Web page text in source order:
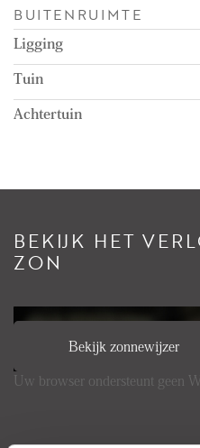
- Energielabel D;
BUITENRUIMTE
Ligging
Tuin
Achtertuin
BEKIJK HET
ZON
Bekijk zonnewijzer
Uw browser ondersteunt geen